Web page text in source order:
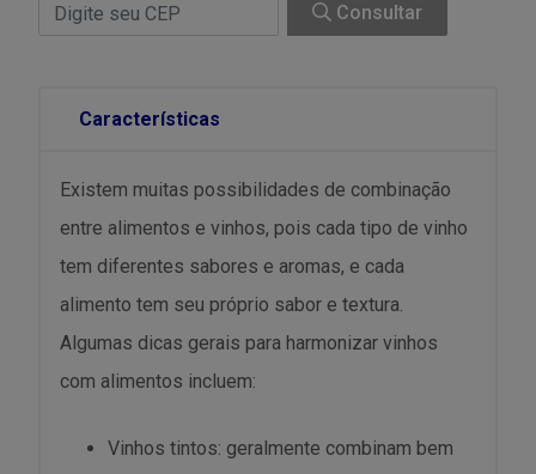
Consultar
Características
Existem muitas possibilidades de combinação
entre alimentos e vinhos, pois cada tipo de vinho
tem diferentes sabores e aromas, e cada
alimento tem seu próprio sabor e textura.
Algumas dicas gerais para harmonizar vinhos
com alimentos incluem:
Vinhos tintos: geralmente combinam bem